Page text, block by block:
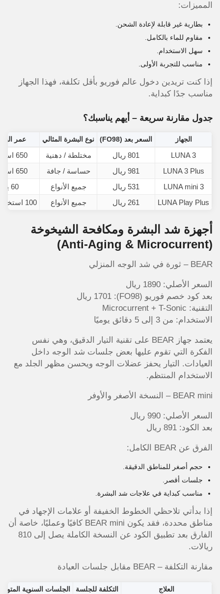
المميزات:
بطارية غير قابلة لإعادة الشحن.
مقاوم للماء بالكامل.
سهل الاستخدام.
مناسب للتجربة الأولى.
إذا كنت تريدين دخول عالم فوريو بأقل تكلفة، فهذا الجهاز
مناسب جدًا كبداية.
جدول مقارنة سريعة – أيهم يناسبك؟
الجهاز السعر بعد (FO98) نوع البشرة المثالي عمر
LUNA 3 801 ريال مختلطة / دهنية
650 استخدام
LUNA 3 Plus
981 ريال حساسة / جافة
650 استخدام
LUNA mini 3
531 ريال جميع الأنواع
60 يومًا
LUNA Play Plus
261 ريال جميع الأنواع 100 استخدام تقريبًا
أجهزة شد البشرة ومكافحة الشيخوخة
(Anti-Aging & Microcurrent)
BEAR – ثورة في شد الوجه المنزلي
السعر الأصلي: 1890 ريال
بعد كود خصم فوريو (FO98): 1701 ريال
التقنية: Microcurrent + T-Sonic
الاستخدام: من 3 إلى 5 دقائق يوميًا
يعتمد جهاز BEAR على تقنية التيار الدقيق، وهي نفس
الفكرة التي تقوم عليها بعض جلسات شد الوجه داخل
العيادات. التيار يحفز عضلات الوجه ويحسن مظهر الجلد مع
الاستخدام المنتظم.
BEAR mini – النسخة الأصغر والأوفر
السعر الأصلي: 990 ريال
بعد الكود: 891 ريال
الفرق عن BEAR الكامل:
حجم أصغر للمناطق الدقيقة.
جلسات أقصر.
مناسب كبداية في علاجات شد البشرة.
إذا بدأتي تلاحظي الخطوط الخفيفة أو علامات الإجهاد في
مناطق محددة، فقد يكون BEAR mini كافيًا وعمليًا، خاصة أن
الفارق بعد تطبيق الكود عن النسخة الكاملة يصل إلى 810
ريالات.
مقارنة التكلفة – BEAR مقابل جلسات العيادة
العلاج التكلفة للجلسة الجلسات السنوية